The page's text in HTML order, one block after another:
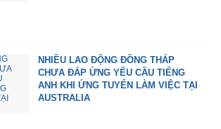
NHIỀU LAO ĐỘNG ĐỒNG THÁP
CHƯA ĐÁP ỨNG YÊU CẦU TIẾNG
ANH KHI ỨNG TUYỂN LÀM VIỆC TẠI
AUSTRALIA